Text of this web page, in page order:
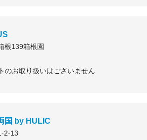
根139箱根園
のお取り扱いはございません
国 by HULIC
2-13